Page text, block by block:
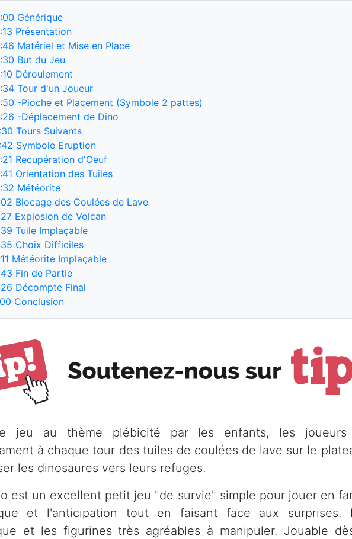
Générique
Présentation
Matériel et Mise en Place
But du Jeu
Déroulement
Tour d'un Joueur
-Pioche et Placement (Symbole 2 pattes)
-Déplacement de Dino
Tours Suivants
Symbole Eruption
Recupération d'Oeuf
Orientation des Tuiles
Météorite
Blocage des Coulées de Lave
Explosion de Volcan
Tuile Implaçable
Choix Difficiles
Météorite Implaçable
Fin de Partie
Décompte Final
Conclusion
jeu au thème plébicité par les enfants, les joueurs
à chaque tour des tuiles de coulées de lave sur le
les dinosaures vers leurs refuges.
est un excellent petit jeu "de survie" simple pour jouer en
et l'anticipation tout en faisant face aux surprises.
et les figurines très agréables à manipuler. Jouable